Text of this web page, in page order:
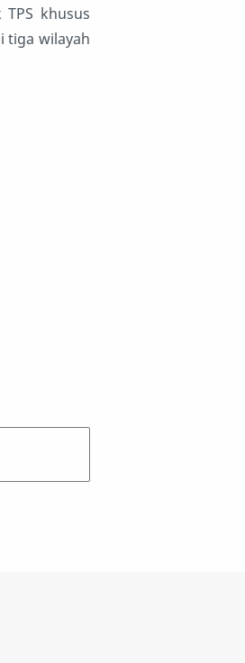
khusus
tiga wilayah